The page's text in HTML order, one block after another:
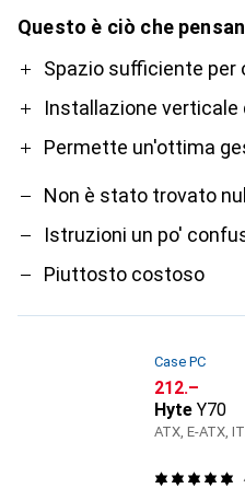
Questo è ciò che
ProSpazio sufficiente per
Installazione verticale
Permette un'ottima
Contro
Non è stato trovato
Istruzioni un po'
Piuttosto costoso
Case PC
CHF
212.–
Hyte Y70
ATX, E-ATX,